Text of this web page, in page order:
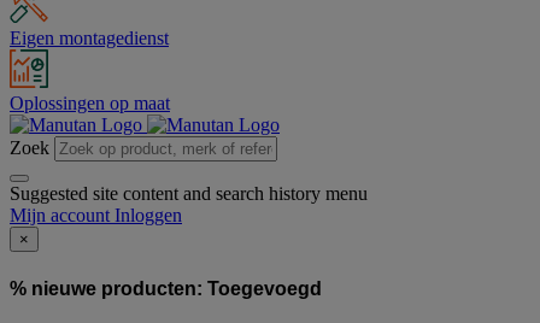
Eigen montagedienst
Oplossingen op maat
Zoek
Suggested site content and search history menu
Mijn account Inloggen
×
% nieuwe producten: Toegevoegd